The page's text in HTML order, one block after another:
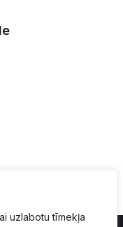
uzlabotu tīmekļa